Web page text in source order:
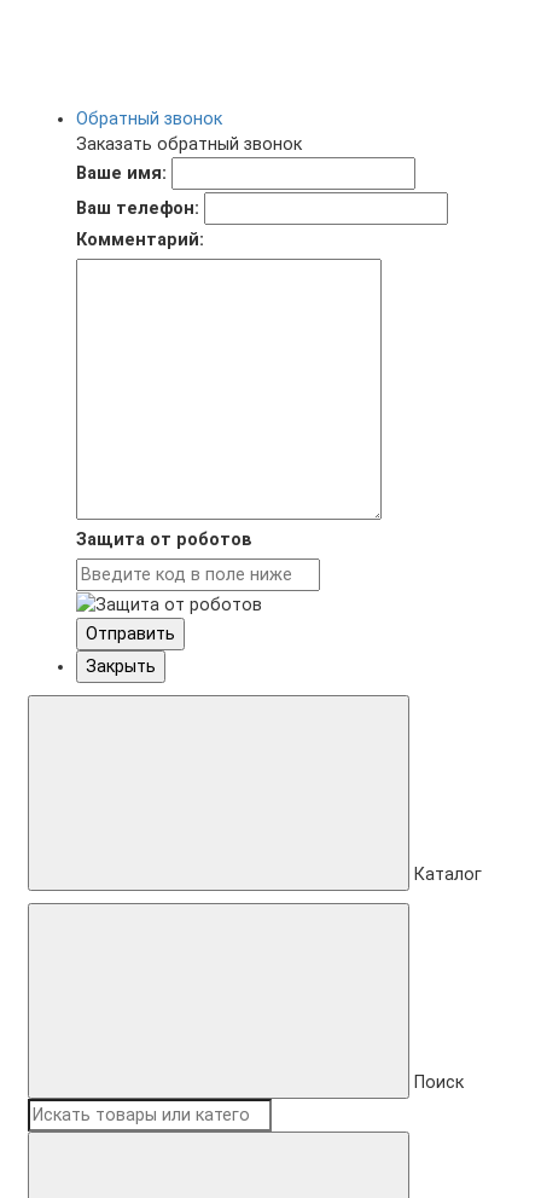
Обратный звонок
Заказать обратный звонок
Ваше имя:
Ваш телефон:
Комментарий:
Защита от роботов
Отправить
Закрыть
Каталог
Поиск